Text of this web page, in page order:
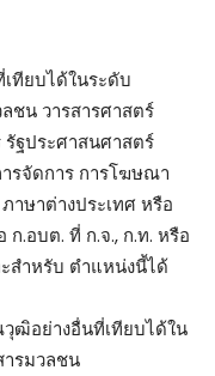
ทียบได้ในระดับ
ชน วารสารศาสตร์
ฐประศาสนศาสตร์
รจัดการ การโฆษณา
าษาต่างประเทศ หรือ
ก.อบต. ที่ ก.จ., ก.ท. หรือ
สำหรับ ตำแหน่งนี้ได้
ฒิอย่างอื่นที่เทียบได้ใน
ารมวลชน